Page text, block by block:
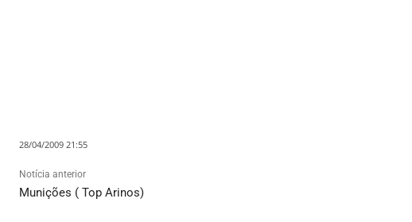
28/04/2009 21:55
Notícia anterior
Munições ( Top Arinos)